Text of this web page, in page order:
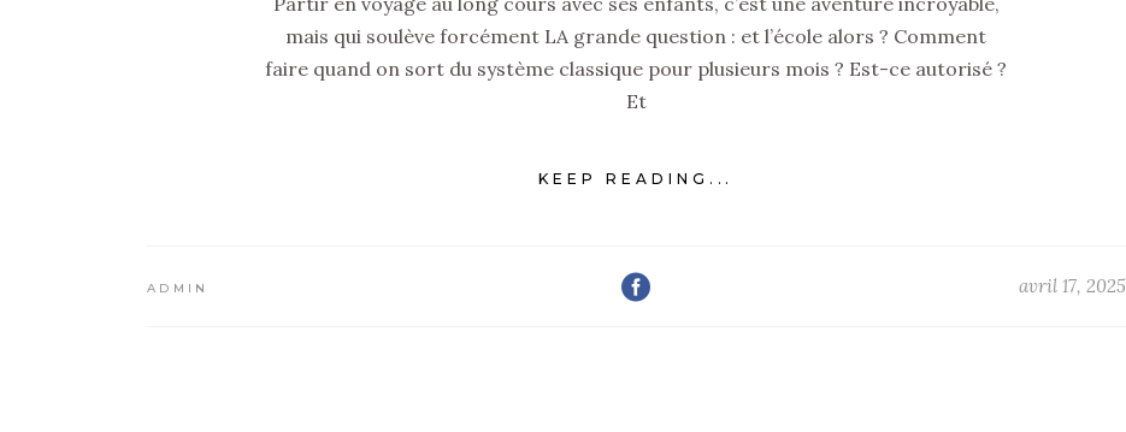
mais qui soulève forcément LA grande question : et l’école alors ? Comment
faire quand on sort du système classique pour plusieurs mois ? Est-ce autorisé ?
Et
KEEP READING...
ADMIN avril 17, 2025